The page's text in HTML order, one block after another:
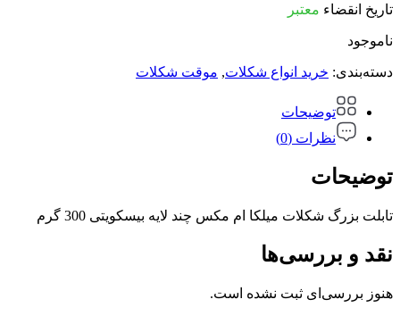
تاریخ انقضاء معتبر
ناموجود
دسته‌بندی: خرید انواع شکلات, موقت شکلات
توضیحات
نظرات (0)
توضیحات
تابلت بزرگ شکلات میلکا ام مکس چند لایه بیسکویتی 300 گرم
نقد و بررسی‌ها
هنوز بررسی‌ای ثبت نشده است.